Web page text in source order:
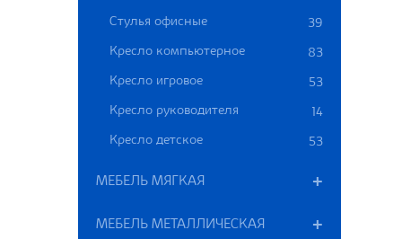
Стулья офисные 39
Кресло компьютерное 83
Кресло игровое 53
Кресло руководителя 14
Кресло детское 53
МЕБЕЛЬ МЯГКАЯ
МЕБЕЛЬ МЕТАЛЛИЧЕСКАЯ